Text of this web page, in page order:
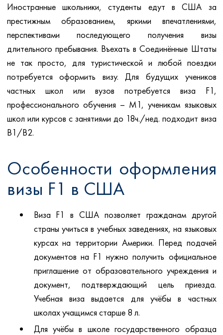
Иностранные школьники, студенты едут в США за
престижным образованием, яркими впечатлениями,
перспективами последующего получения визы
длительного пребывания. Въехать в Соединённые Штаты
не так просто, для туристической и любой поездки
потребуется оформить визу. Для будущих учеников
частных школ или вузов потребуется виза F1,
профессионального обучения – М1, ученикам языковых
школ или курсов с занятиями до 18ч./нед. подходит виза
B1/B2.
Особенности оформления
визы F1 в США
Виза F1 в США позволяет гражданам другой
страны учиться в учебных заведениях, на языковых
курсах на территории Америки. Перед подачей
документов на F1 нужно получить официальное
приглашение от образовательного учреждения и
документ, подтверждающий цель приезда.
Учебная виза выдается для учёбы в частных
школах учащимся старше 8 л.
Для учёбы в школе государственного образца